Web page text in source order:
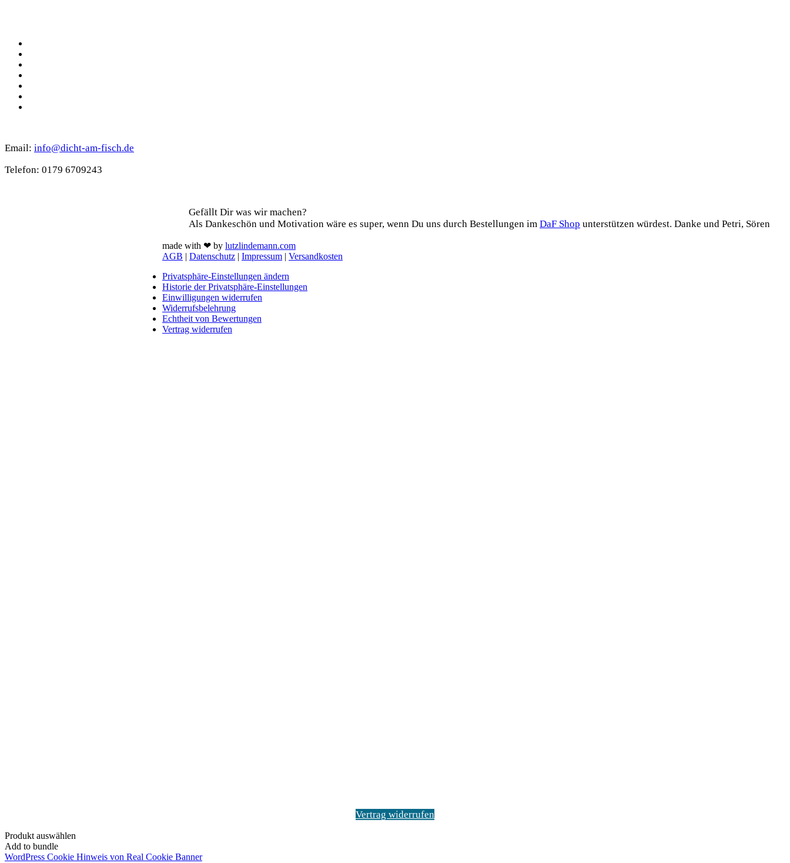
Email: info@dicht-am-fisch.de
Tele­fon: 0179 6709243
Gefällt Dir was wir machen?
Als Dan­ke­schön und Moti­va­ti­on wäre es super, wenn Du uns durch Bestel­lun­gen im DaF Shop unter­stüt­zen wür­dest. Dan­ke und Petri, Sören
made with ❤ by lutzlindemann.com
AGB | Datenschutz | Impressum | Versandkosten
Privatsphäre-Einstellungen ändern
Historie der Privatsphäre-Einstellungen
Einwilligungen widerrufen
Widerrufsbelehrung
Echtheit von Bewertungen
Vertrag widerrufen
Vertrag widerrufen
Produkt auswählen
Add to bundle
WordPress Cookie Hinweis von Real Cookie Banner